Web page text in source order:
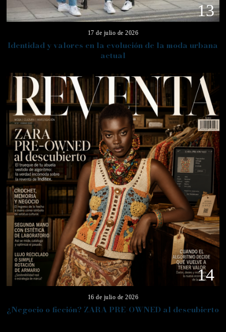
13
17 de julio de 2026
Identidad y valores en la evolución de la moda urbana
actual
14
16 de julio de 2026
¿Negocio o ficción? ZARA PRE-OWNED al descubierto